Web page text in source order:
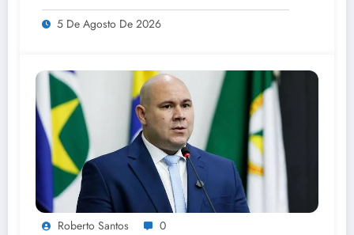
Florianópolis Audiovisual Mercosul
5 De Agosto De 2026
Roberto Santos 0